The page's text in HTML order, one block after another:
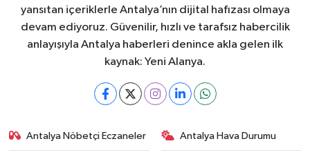
yansıtan içeriklerle Antalya’nın dijital hafızası olmaya
devam ediyoruz. Güvenilir, hızlı ve tarafsız habercilik
anlayışıyla Antalya haberleri denince akla gelen ilk
kaynak: Yeni Alanya.
Antalya Nöbetçi Eczaneler Antalya Hava Durumu